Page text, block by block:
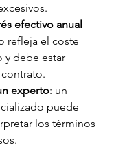
efectivo anual
refleja el coste
y debe estar
experto: un
puede
los términos